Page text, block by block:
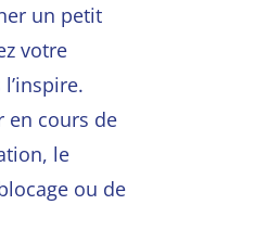
un petit
votre
en cours de
le
ou de